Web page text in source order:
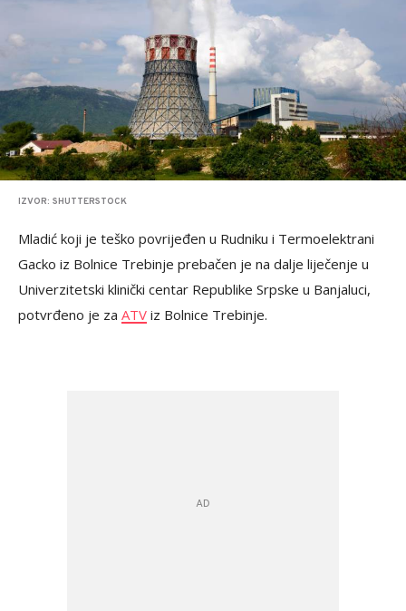
IZVOR: SHUTTERSTOCK
Mladić koji je teško povrijeđen u Rudniku i Termoelektrani
Gacko iz Bolnice Trebinje prebačen je na dalje liječenje u
Univerzitetski klinički centar Republike Srpske u Banjaluci,
potvrđeno je za ATV iz Bolnice Trebinje.